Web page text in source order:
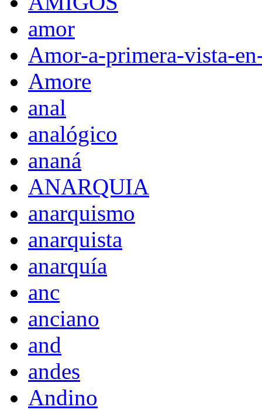
amor
Amor-a-primera-vista-
Amore
anal
analógico
ananá
ANARQUIA
anarquismo
anarquista
anarquía
anc
anciano
and
andes
Andino